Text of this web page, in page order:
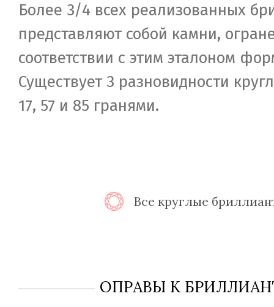
Более 3/4 всех реализованных
представляют собой камни,
соответствии с этим эталоном
Существует 3 разновидности
17, 57 и 85 гранями.
Все круглые
ОПРАВЫ К